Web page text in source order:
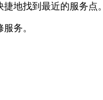
地找到最近的服务点。
务。